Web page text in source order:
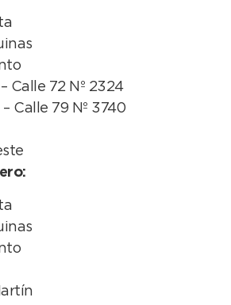
Calle 72 Nº 2324
Calle 79 Nº 3740